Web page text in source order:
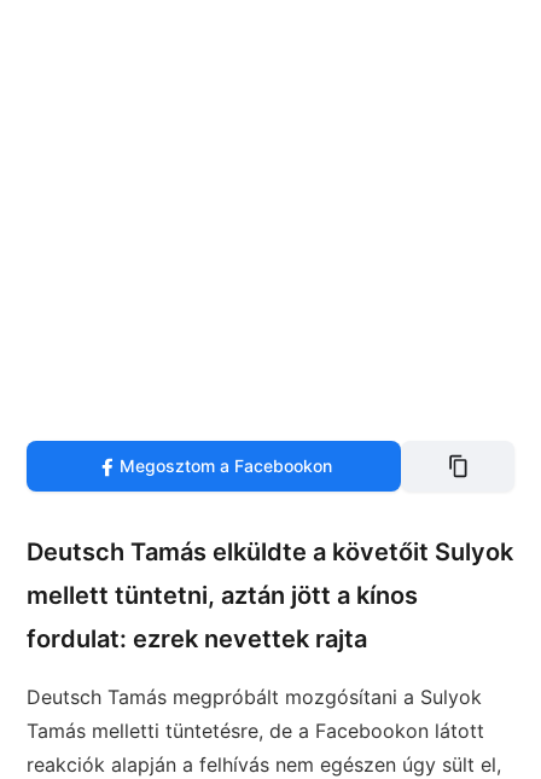
Megosztom a Facebookon
Deutsch Tamás elküldte a követőit Sulyok
mellett tüntetni, aztán jött a kínos
fordulat: ezrek nevettek rajta
Deutsch Tamás megpróbált mozgósítani a Sulyok
Tamás melletti tüntetésre, de a Facebookon látott
reakciók alapján a felhívás nem egészen úgy sült el,